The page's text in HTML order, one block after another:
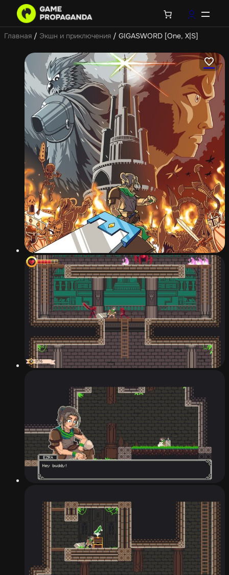
Главная / Экшн и приключения / GIGASWORD [One, X|S]